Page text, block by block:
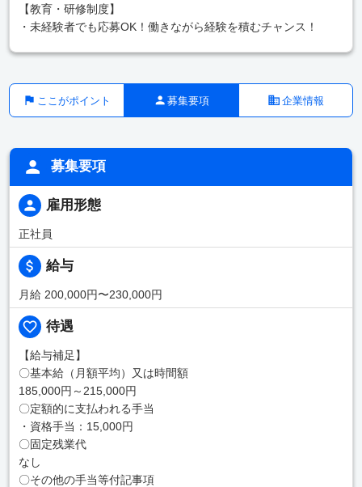
【教育・研修制度】
・未経験者でも応募OK！働きながら経験を積むチャンス！
ここがポイント 募集要項 企業情報
募集要項
雇用形態
正社員
給与
月給 200,000円〜230,000円
待遇
【給与補足】
〇基本給（月額平均）又は時間額
185,000円～215,000円
〇定額的に支払われる手当
・資格手当：15,000円
〇固定残業代
なし
〇その他の手当等付記事項